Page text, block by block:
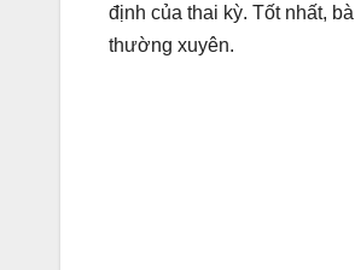
định của thai kỳ. Tốt nhất,
thường xuyên.